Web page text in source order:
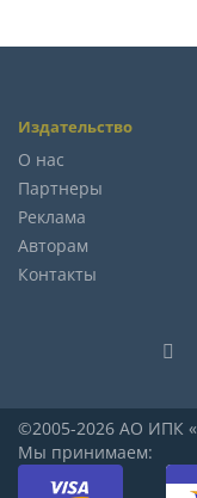
Издательство
О нас
Партнеры
Реклама
Авторам
Контакты
©2005-2026 АО ИПК
Мы принимаем: